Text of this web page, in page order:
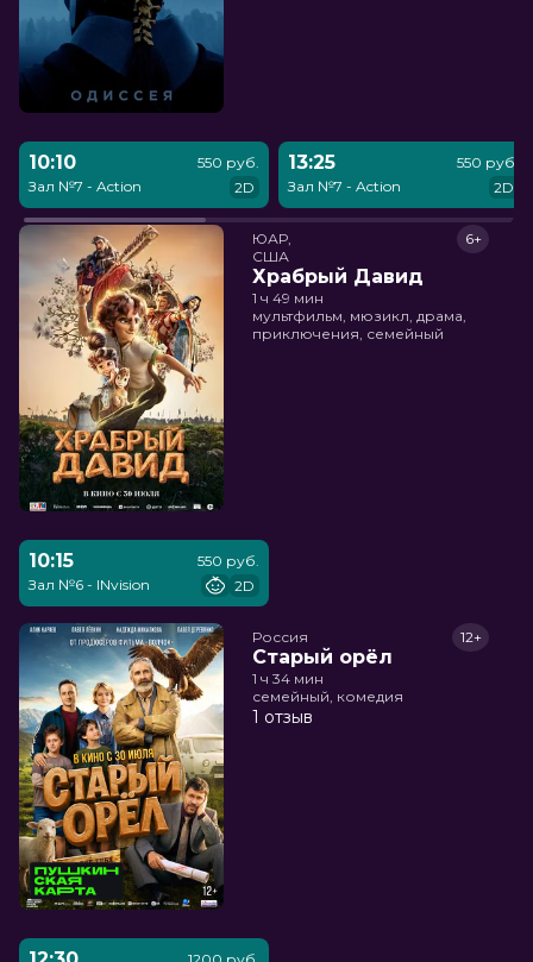
10:10
Зал №7 - Action
550 руб.
2D
13:25
Зал №7 - Action
550 руб.
2D
ЮАР,
США
Храбрый Давид
6+
1 ч 49 мин
мультфильм, мюзикл, драма,
приключения, семейный
10:15
Зал №6 - INvision
550 руб.
2D
Россия
Старый орёл
12+
1 ч 34 мин
семейный, комедия
1 отзыв
1200 руб.